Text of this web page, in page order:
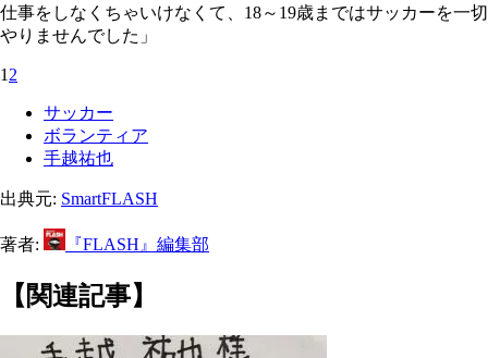
仕事をしなくちゃいけなくて、18～19歳まではサッカーを一切
やりませんでした」
1 2
サッカー
ボランティア
手越祐也
出典元: SmartFLASH
著者: 『FLASH』編集部
【関連記事】